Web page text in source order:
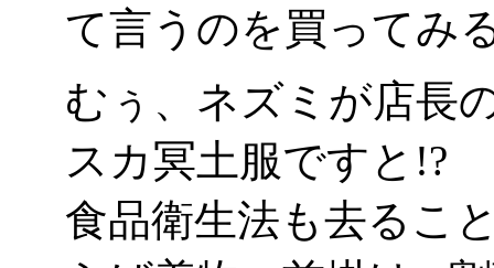
て言うのを買ってみ
むぅ、ネズミが店長
スカ冥土服ですと!?
食品衛生法も去るこ